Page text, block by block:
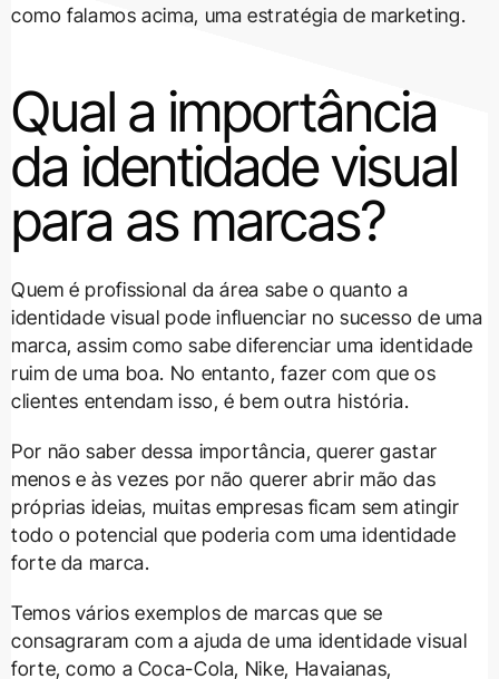
como falamos acima, uma estratégia de marketing.
Qual a importância
da identidade visual
para as marcas?
Quem é profissional da área sabe o quanto a
identidade visual pode influenciar no sucesso de uma
marca, assim como sabe diferenciar uma identidade
ruim de uma boa. No entanto, fazer com que os
clientes entendam isso, é bem outra história.
Por não saber dessa importância, querer gastar
menos e às vezes por não querer abrir mão das
próprias ideias, muitas empresas ficam sem atingir
todo o potencial que poderia com uma identidade
forte da marca.
Temos vários exemplos de marcas que se
consagraram com a ajuda de uma identidade visual
forte, como a Coca-Cola, Nike, Havaianas,